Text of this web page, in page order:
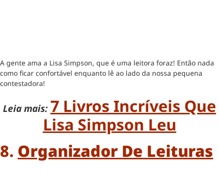
A gente ama a Lisa Simpson, que é uma leitora foraz! Então nada
como ficar confortável enquanto lê ao lado da nossa pequena
contestadora!
Leia mais:7 Livros Incríveis Que
Lisa Simpson Leu
8. Organizador De Leituras